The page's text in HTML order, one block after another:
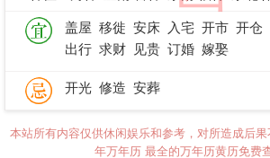
盖屋 移徙 安床 入宅 开市 开仓
出行 求财 见贵 订婚 嫁娶
开光 修造 安葬
本站所有内容仅供休闲娱乐和参考，对所造成后果
年万年历 最全的万年历黄历免费